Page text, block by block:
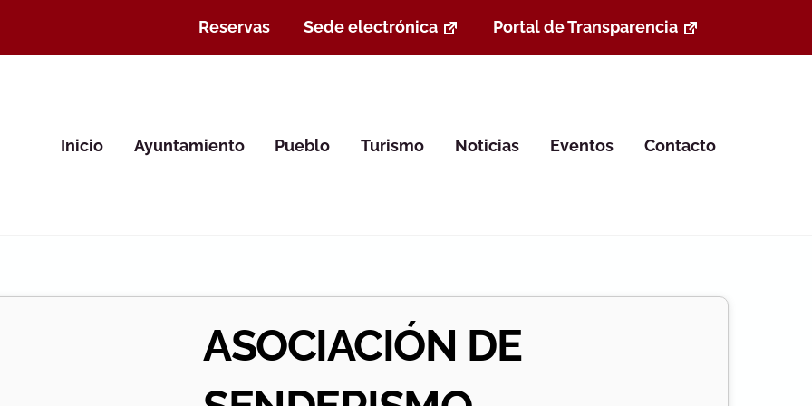
Reservas Sede electrónica Portal de Transparencia
Inicio Ayuntamiento Pueblo Turismo Noticias Eventos Contacto
ASOCIACIÓN DE